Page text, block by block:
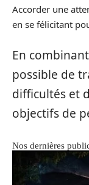
Accorder une
en se félicitant
En
possible de
difficultés et
objectifs de
Nos dernières